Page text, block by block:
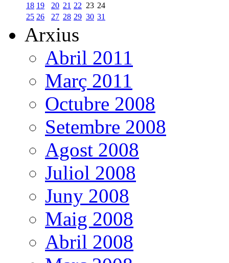
18 19 20 21 22 23 24
25 26 27 28 29 30 31
Arxius
Abril 2011
Març 2011
Octubre 2008
Setembre 2008
Agost 2008
Juliol 2008
Juny 2008
Maig 2008
Abril 2008